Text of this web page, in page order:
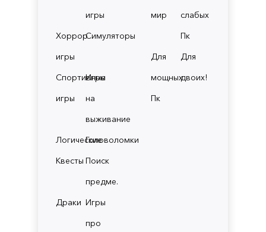
игры
Хоррор
игры
Симуляторы
Спортивные
игры
Игры
на
выживание
ЛогическиеГоловоломки
Квесты Поиск
предме.
Драки Игры
про
мир
слабых
Пк
Для
мощных
Пк
Для
двоих!